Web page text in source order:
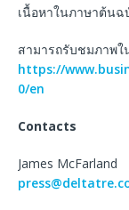
เนื้อหาในภาษาต้นฉ
สามารถรับชมภาพใ
https://
0/en
Contacts
James McFarland